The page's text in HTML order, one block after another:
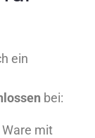
ein
bei:
mit